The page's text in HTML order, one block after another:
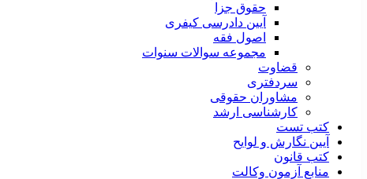
حقوق جزا
آیین دادرسی کیفری
اصول فقه
مجموعه سوالات سنوات
قضاوت
سردفتری
مشاوران حقوقی
کارشناسی ارشد
کتب تست
آیین نگارش و لوایح
کتب قانون
منابع آزمون وکالت